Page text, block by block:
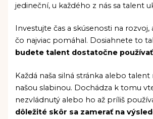
jedineční, u každého z nás sa talent
Investujte čas a skúsenosti na
čo najviac pomáhal. Dosiahnete to
budete talent dostatočne používať
Každá naša silná stránka alebo
našou slabinou. Dochádza k tomu
nezvládnutý alebo ho až príliš
dôležité skôr sa zamerať na